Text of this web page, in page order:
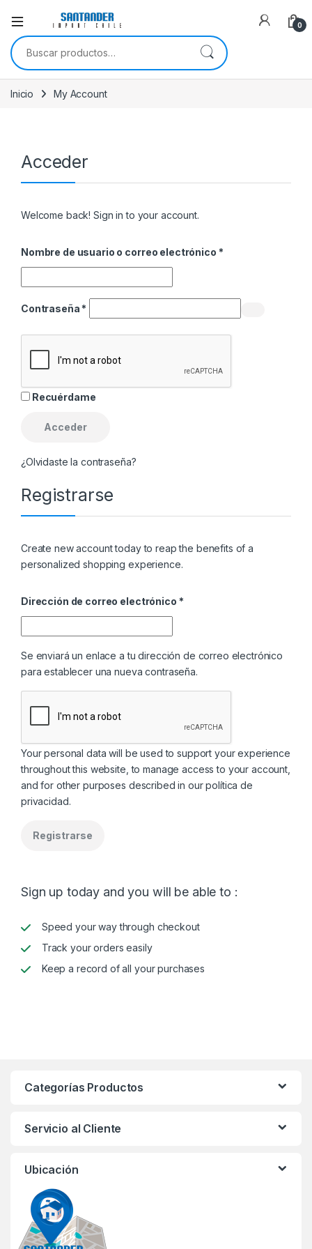
0
Buscar por:
Inicio My Account
Acceder
Welcome back! Sign in to your account.
Nombre de usuario o correo electrónico *Obligatorio
Contraseña *
Recuérdame
Acceder
¿Olvidaste la contraseña?
Registrarse
Create new account today to reap the benefits of a
personalized shopping experience.
Dirección de correo electrónico *Obligatorio
Se enviará un enlace a tu dirección de correo electrónico
para establecer una nueva contraseña.
Your personal data will be used to support your experience
throughout this website, to manage access to your account,
and for other purposes described in ourpolítica de
privacidad.
Registrarse
Sign up today and you will be able to :
Speed your way through checkout
Track your orders easily
Keep a record of all your purchases
Categorías Productos
Servicio al Cliente
Ubicación